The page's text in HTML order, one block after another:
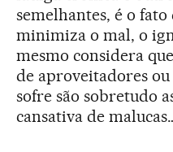
semelhantes, é o
minimiza o mal, o
mesmo considera
de aproveitadores
sofre são sobretudo
cansativa de